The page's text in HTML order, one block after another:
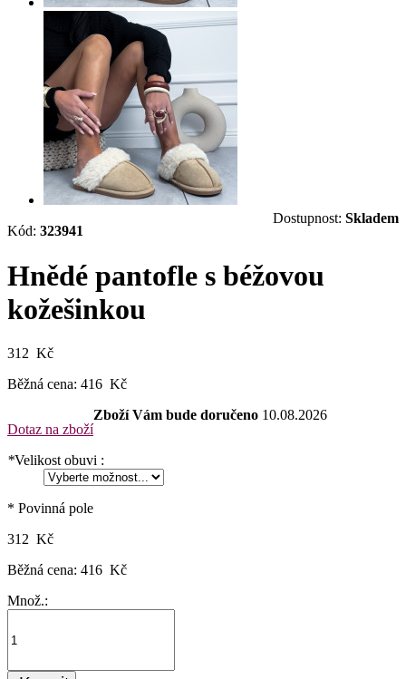
Kód: 323941
Dostupnost: Skladem
Hnědé pantofle s béžovou
kožešinkou
312 Kč
Běžná cena: 416 Kč
Dotaz na zboží
Zboží Vám bude doručeno 10.08.2026
*Velikost obuvi :
* Povinná pole
312 Kč
Běžná cena: 416 Kč
Množ.: